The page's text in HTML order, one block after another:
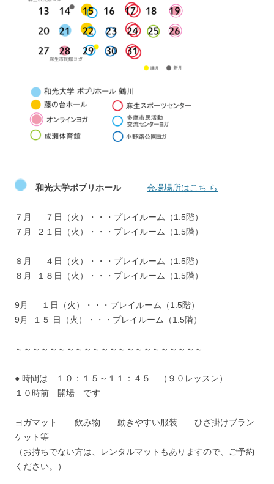
和光大学ポプリホール 会場場所はこち ら
７月 ７日（火）・・・プレイルーム（1.5階）
７月 ２１日（火）・・・プレイルーム（1.5階）
８月 ４日（火）・・・プレイルーム（1.5階）
８月 １８日（火）・・・プレイルーム（1.5階）
9月 １日（火）・・・プレイルーム（1.5階）
9月 １５ 日（火）・・・プレイルーム（1.5階）
～～～～～～～～～～～～～～～～～～～～～～
● 時間は １０：１５～１１：４５ （９０レッスン）
１０時前 開場 です
ヨガマット 飲み物 動きやすい服装 ひざ掛けブラン
ケット等
（お持ちでない方は、レンタルマットもありますので、ご予約
ください。）